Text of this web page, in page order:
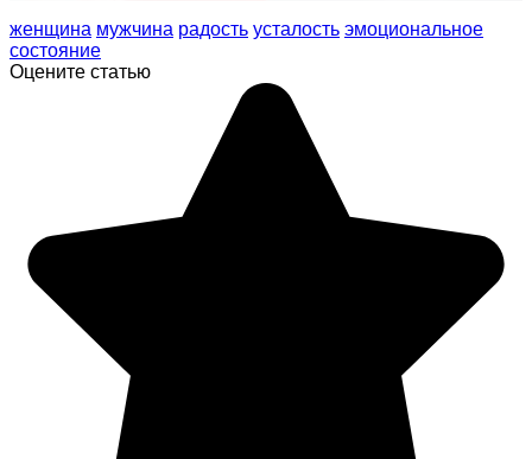
женщина мужчина радость усталость эмоциональное
состояние
Оцените статью